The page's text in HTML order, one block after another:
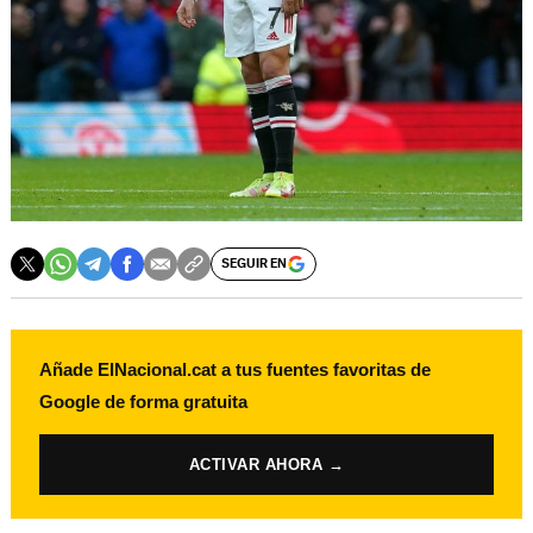
SEGUIR EN
Añade ElNacional.cat a tus fuentes favoritas de
Google de forma gratuita
ACTIVAR AHORA →